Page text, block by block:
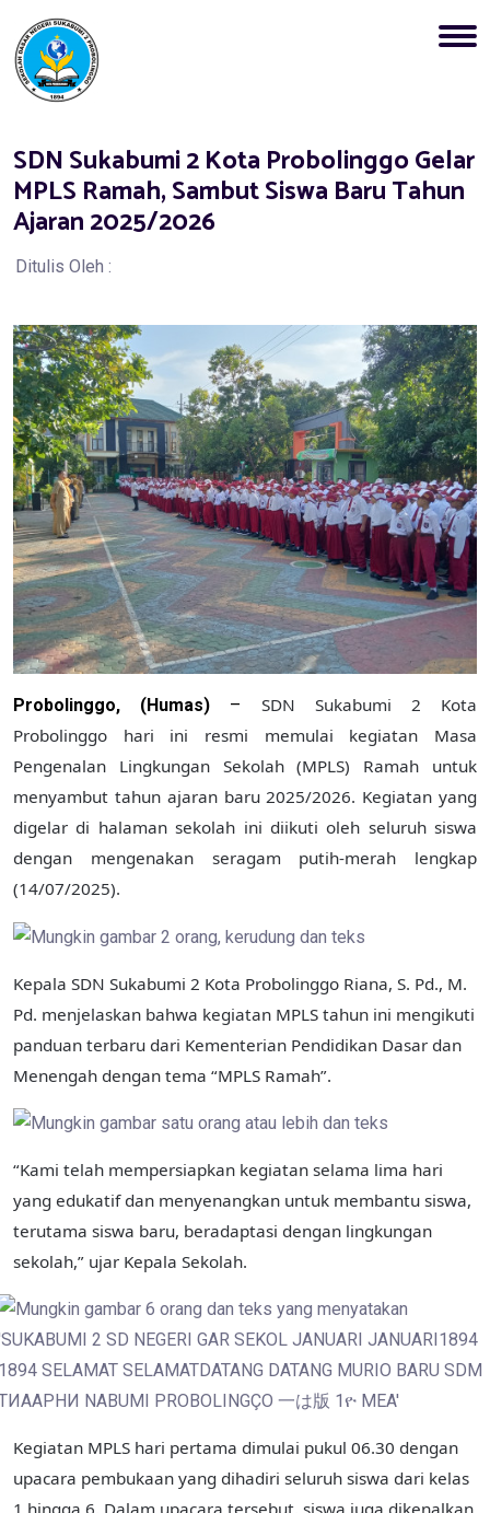
SDN Sukabumi 2 Kota Probolinggo Gelar
MPLS Ramah, Sambut Siswa Baru Tahun
Ajaran 2025/2026
Ditulis Oleh :
Probolinggo, (Humas) – SDN Sukabumi 2 Kota
Probolinggo hari ini resmi memulai kegiatan Masa
Pengenalan Lingkungan Sekolah (MPLS) Ramah untuk
menyambut tahun ajaran baru 2025/2026. Kegiatan yang
digelar di halaman sekolah ini diikuti oleh seluruh siswa
dengan mengenakan seragam putih-merah lengkap
(14/07/2025).
Kepala SDN Sukabumi 2 Kota Probolinggo Riana, S. Pd., M.
Pd. menjelaskan bahwa kegiatan MPLS tahun ini mengikuti
panduan terbaru dari Kementerian Pendidikan Dasar dan
Menengah dengan tema “MPLS Ramah”.
“Kami telah mempersiapkan kegiatan selama lima hari
yang edukatif dan menyenangkan untuk membantu siswa,
terutama siswa baru, beradaptasi dengan lingkungan
sekolah,” ujar Kepala Sekolah.
Kegiatan MPLS hari pertama dimulai pukul 06.30 dengan
upacara pembukaan yang dihadiri seluruh siswa dari kelas